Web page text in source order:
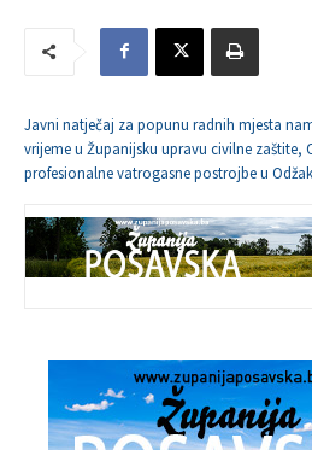
Javni natječaj za popunu radnih mjesta
vrijeme u Županijsku upravu civilne zaštite,
profesionalne vatrogasne postrojbe u